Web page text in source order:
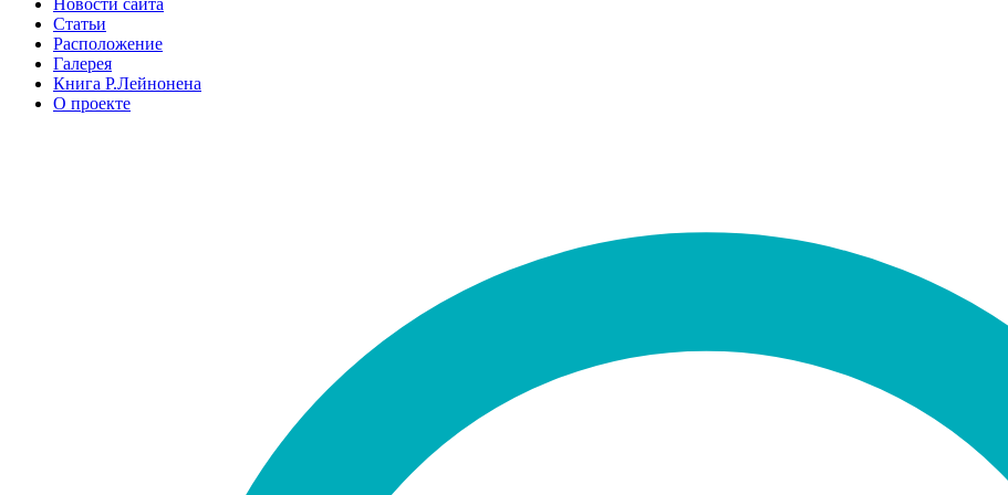
Новости сайта
Статьи
Расположение
Галерея
Книга Р.Лейнонена
О проекте